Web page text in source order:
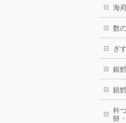
海
数
ぎ
銀
銀
杵
餅